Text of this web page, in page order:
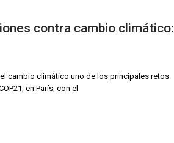
contra cambio climático:
cambio climático uno de los principales retos
en París, con el